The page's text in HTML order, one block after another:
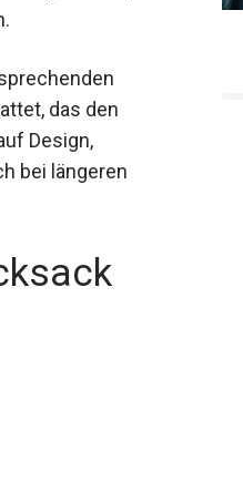
zu
das den
Design,
bei längeren